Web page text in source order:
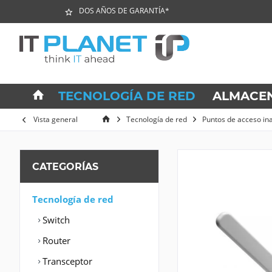
DOS AÑOS DE GARANTÍA*
TECNOLOGÍA DE RED
Vista general Tecnología de red Puntos de acceso
CATEGORÍAS
Tecnología de red
Switch
Router
Transceptor